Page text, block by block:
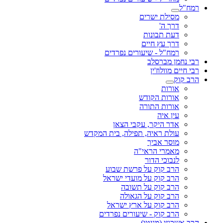
רמח"ל
מסילת ישרים
דרך ה'
דעת תבונות
דרך עץ חיים
רמח"ל - שיעורים נפרדים
רבי נחמן מברסלב
רבי חיים מוולוז'ין
הרב קוק
אורות
אורות הקודש
אורות התורה
עין איה
אדר היקר, עקבי הצאן
עולת ראיה, תפילה, בית המקדש
מוסר אביך
מאמרי הראי"ה
לנבוכי הדור
הרב קוק על פרשת שבוע
הרב קוק על מועדי ישראל
הרב קוק על תשובה
הרב קוק על הגאולה
הרב קוק על ארץ ישראל
הרב קוק - שיעורים נפרדים